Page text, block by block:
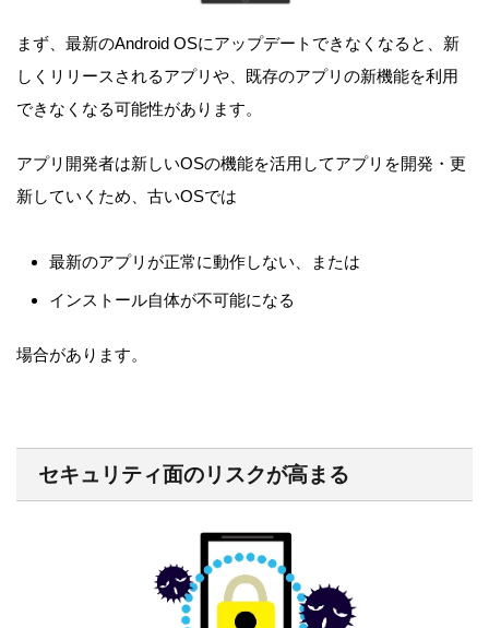
まず、最新のAndroid OSにアップデートできなくなると、新
しくリリースされるアプリや、既存のアプリの新機能を利用
できなくなる可能性があります。
アプリ開発者は新しいOSの機能を活用してアプリを開発・更
新していくため、古いOSでは
最新のアプリが正常に動作しない、または
インストール自体が不可能になる
場合があります。
セキュリティ面のリスクが高まる